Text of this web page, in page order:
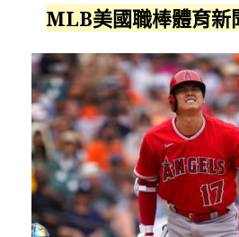
MLB美國職棒體育